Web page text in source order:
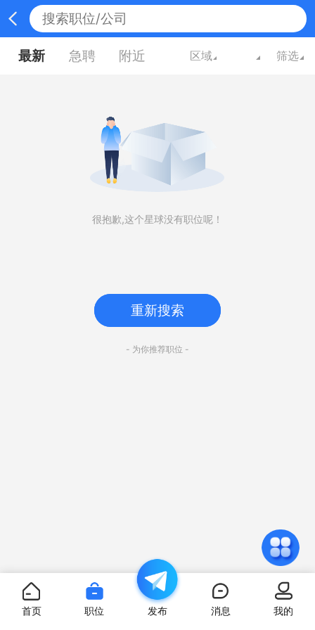
最新 急聘 附近 区域 筛选
很抱歉,这个星球没有职位呢！
重新搜索
- 为你推荐职位 -
首页 职位 发布 消息 我的